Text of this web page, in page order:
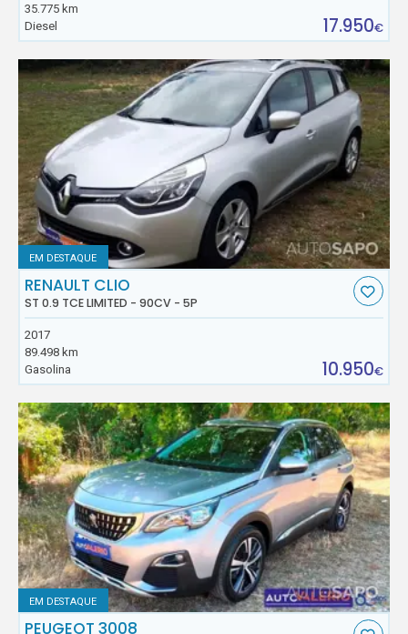
35.775 km
Diesel
17.950€
EM DESTAQUE
RENAULT CLIO
ST 0.9 TCE LIMITED - 90CV - 5P
2017
89.498 km
Gasolina
10.950€
EM DESTAQUE
PEUGEOT 3008